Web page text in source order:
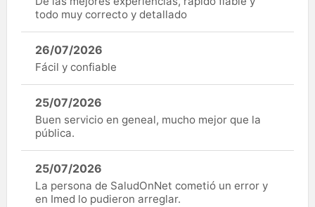
todo muy correcto y detallado
26/07/2026
Fácil y confiable
25/07/2026
Buen servicio en geneal, mucho mejor que la
pública.
25/07/2026
La persona de SaludOnNet cometió un error y
en Imed lo pudieron arreglar.